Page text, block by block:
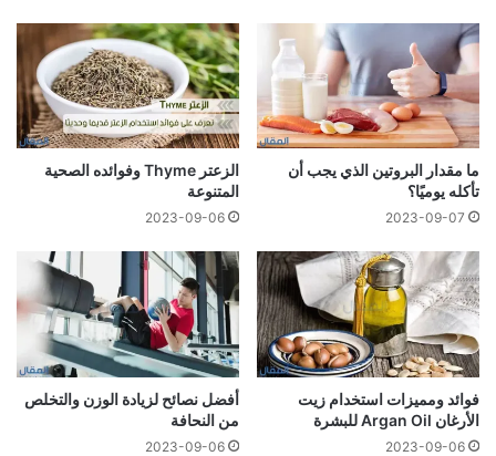
ما مقدار البروتين الذي يجب أن
تأكله يوميًا؟
2023-09-07
الزعتر Thyme وفوائده الصحية
المتنوعة
2023-09-06
فوائد ومميزات استخدام زيت
الأرغان Argan Oil للبشرة
2023-09-06
أفضل نصائح لزيادة الوزن والتخلص
من النحافة
2023-09-06